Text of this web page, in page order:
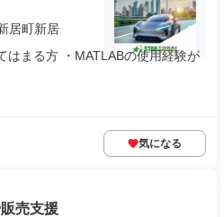
居町新居
まる方 ・MATLABの使用経験が
気になる
売支援